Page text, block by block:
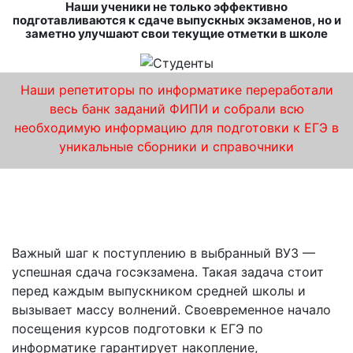
Наши ученики не только эффективно
подготавливаются к сдаче выпускных экзаменов, но и
заметно улучшают свои текущие отметки в школе
Наши репетиторы по информатике переработали
весь банк заданий ФИПИ и собрали всю
необходимую информацию для подготовки к ЕГЭ в
уникальные сборники и справочники
Важный шаг к поступлению в выбранный ВУЗ —
успешная сдача госэкзамена. Такая задача стоит
перед каждым выпускником средней школы и
вызывает массу волнений. Своевременное начало
посещения курсов подготовки к ЕГЭ по
информатике гарантирует накопление,